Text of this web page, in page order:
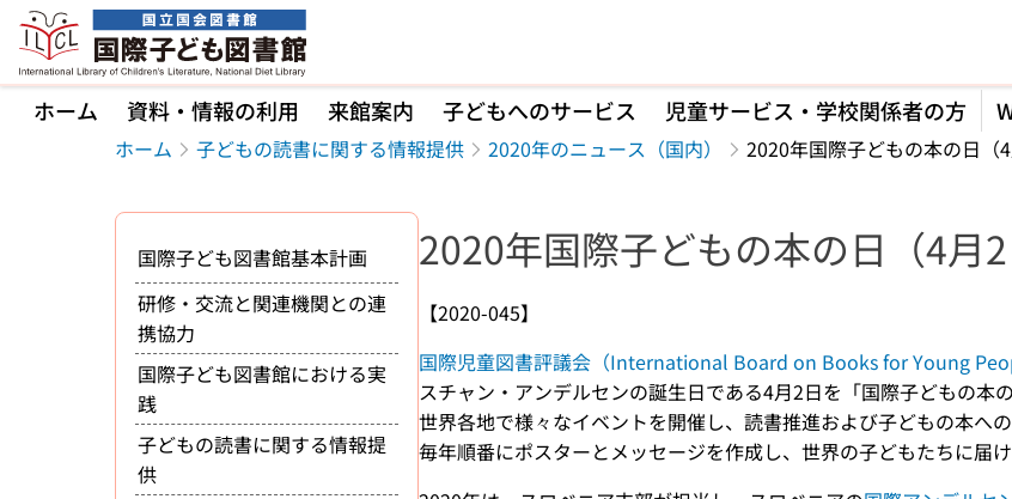
本文へ移動
ホーム 資料・情報の利用 来館案内 子どもへのサービス 児童サービス・学校関係者の方
ホーム 子どもの読書に関する情報提供 2020年のニュース（国内） 2020年国際子どもの本の日（4
2020年国際子どもの本の日（4月2
【2020-045】
国際児童図書評議会（International Board on Books for Young
スチャン・アンデルセンの誕生日である4月2日を「国際子どもの
世界各地で様々なイベントを開催し、読書推進および子どもの本へ
毎年順番にポスターとメッセージを作成し、世界の子どもたちに届け
国際子ども図書館基本計画
研修・交流と関連機関との連
携協力
国際子ども図書館における実
践
子どもの読書に関する情報提
供